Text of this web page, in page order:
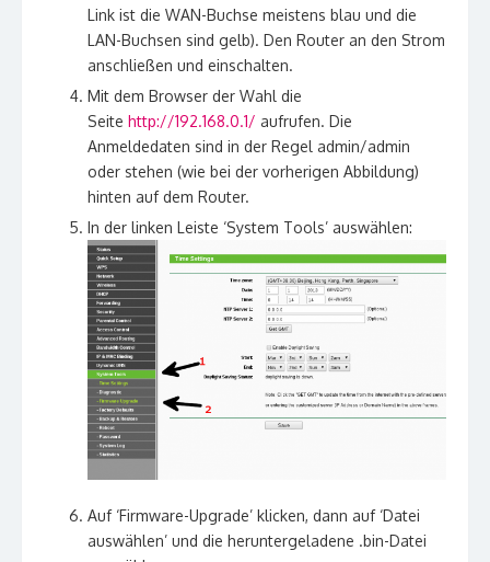
Link ist die WAN-Buchse meistens blau und die
LAN-Buchsen sind gelb). Den Router an den Strom
anschließen und einschalten.
Mit dem Browser der Wahl die
Seite http://192.168.0.1/ aufrufen. Die
Anmeldedaten sind in der Regel admin/admin
oder stehen (wie bei der vorherigen Abbildung)
hinten auf dem Router.
In der linken Leiste ‘System Tools’ auswählen:
Auf ‘Firmware-Upgrade’ klicken, dann auf ‘Datei
auswählen’ und die heruntergeladene .bin-Datei